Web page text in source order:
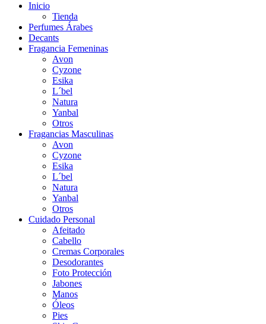
Inicio
Tienda
Perfumes Árabes
Decants
Fragancia Femeninas
Avon
Cyzone
Esika
L´bel
Natura
Yanbal
Otros
Fragancias Masculinas
Avon
Cyzone
Esika
L´bel
Natura
Yanbal
Otros
Cuidado Personal
Afeitado
Cabello
Cremas Corporales
Desodorantes
Foto Protección
Jabones
Manos
Óleos
Pies